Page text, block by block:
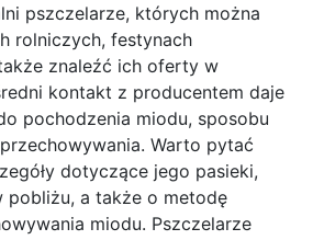
pszczelarze, których można
rolniczych, festynach
znaleźć ich oferty w
kontakt z producentem daje
pochodzenia miodu, sposobu
Warto pytać
dotyczące jego pasieki,
pobliżu, a także o metodę
miodu. Pszczelarze